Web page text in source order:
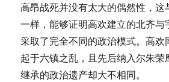
高昂战死并没有太大的偶然性，这
一样，能够证明高欢建立的北齐与
采取了完全不同的政治模式。高欢
起于六镇之乱，且先后纳入尔朱荣
继承的政治遗产却大不相同。